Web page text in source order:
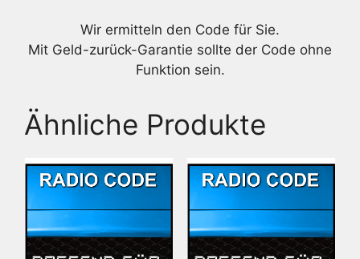
Wir ermitteln den Code für Sie.
Mit Geld-zurück-Garantie sollte der Code ohne
Funktion sein.
Ähnliche Produkte